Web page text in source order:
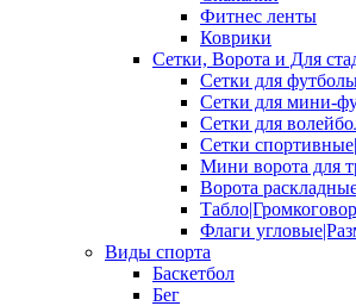
Фитнес ленты
Коврики
Сетки, Ворота и Для
Сетки для
Сетки для мини-
Сетки для
Сетки
Мини ворота для
Ворота
Флаги
Виды спорта
Баскетбол
Бег